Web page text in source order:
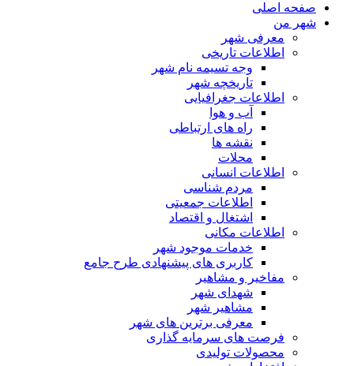
صفحه اصلی
شهر من
معرفی شهر
اطلاعات تاریخی
وجه تسیمه نام شهر
تاریخچه شهر
اطلاعات جغرافیایی
آب و هوا
راه های ارتباطی
نقشه ها
محلات
اطلاعات انسانی
مردم شناسی
اطلاعات جمعیتی
اشتغال و اقتصاد
اطلاعات مکانی
خدمات موجود شهر
کاربری های پیشنهادی طرح جامع
مفاخیر و مشاهیر
شهدای شهر
مشاهیر شهر
معرفی برترین های شهر
فرصت های سرمایه گذاری
محصولات تولیدی